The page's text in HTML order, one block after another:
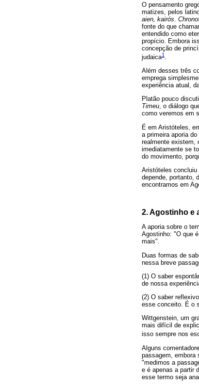
O pensamento
matizes, pelos
aien, kairós
fonte do que
entendido como
propício. Embora
concepção de
judaica1 .
Além desses três
emprega
experiência atual,
Platão pouco
Timeu, o diálogo
como veremos em
É em Aristóteles,
a primeira aporia
realmente existem,
imediatamente se
do movimento,
Aristóteles concluiu
depende, portanto,
encontramos em
2. Agostinho e
A aporia sobre o
Agostinho: "O que
mais".
Duas formas de
nessa breve
(1) O saber
de nossa
(2) O saber
esse conceito. É o
Wittgenstein, um
mais difícil de
isso sempre nos
Alguns
passagem, embora
"medimos a
e é apenas a partir
esse termo seja